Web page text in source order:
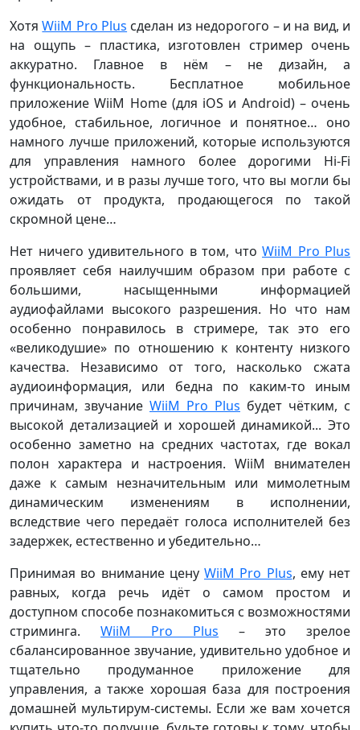
ХотяWiiM Pro Plus сделан из недорогого – и на вид, и
на ощупь – пластика, изготовлен стример очень
аккуратно. Главное в нём – не дизайн, а
функциональность. Бесплатное мобильное
приложение WiiM Home (для iOS и Android) – очень
удобное, стабильное, логичное и понятное… оно
намного лучше приложений, которые используются
для управления намного более дорогими Hi-Fi
устройствами, и в разы лучше того, что вы могли бы
ожидать от продукта, продающегося по такой
скромной цене…
Нет ничего удивительного в том, что WiiM Pro Plus
проявляет себя наилучшим образом при работе с
большими, насыщенными информацией
аудиофайлами высокого разрешения. Но что нам
особенно понравилось в стримере, так это его
«великодушие» по отношению к контенту низкого
качества. Независимо от того, насколько сжата
аудиоинформация, или бедна по каким-то иным
причинам, звучание WiiM Pro Plus будет чётким, с
высокой детализацией и хорошей динамикой... Это
особенно заметно на средних частотах, где вокал
полон характера и настроения. WiiM внимателен
даже к самым незначительным или мимолетным
динамическим изменениям в исполнении,
вследствие чего передаёт голоса исполнителей без
задержек, естественно и убедительно…
Принимая во внимание цену WiiM Pro Plus, ему нет
равных, когда речь идёт о самом простом и
доступном способе познакомиться с возможностями
стриминга. WiiM Pro Plus – это зрелое
сбалансированное звучание, удивительно удобное и
тщательно продуманное приложение для
управления, а также хорошая база для построения
домашней мультирум-системы. Если же вам хочется